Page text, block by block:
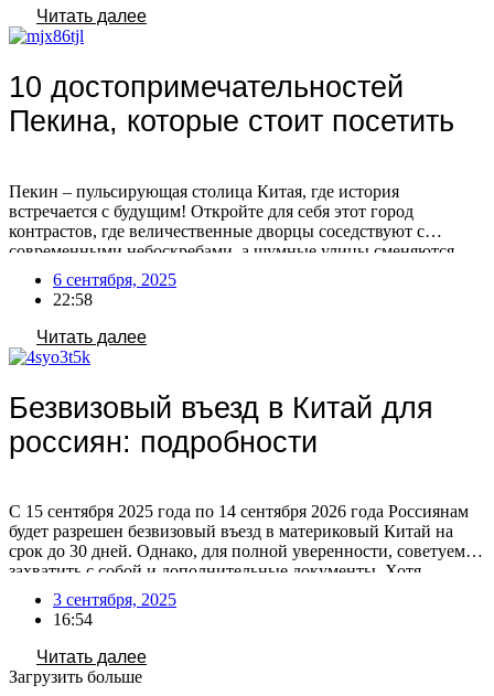
Читать далее
10 достопримечательностей
Пекина, которые стоит посетить
Пекин – пульсирующая столица Китая, где история
встречается с будущим! Откройте для себя этот город
контрастов, где величественные дворцы соседствуют с
современными небоскребами, а шумные улицы сменяются
тихими садами. Готовы исследовать главные сокровища
Пекина? Если вы мечтаете о путешествии в этот
удивительный город, но не знаете с чего начать, мы поможем
вам спланировать идеальный маршрут! […]
6 сентября, 2025
22:58
Читать далее
Безвизовый въезд в Китай для
россиян: подробности
С 15 сентября 2025 года по 14 сентября 2026 года Россиянам
будет разрешен безвизовый въезд в материковый Китай на
срок до 30 дней. Однако, для полной уверенности, советуем
захватить с собой и дополнительные документы. Хотя
официальных данных о сроках действия российского
загранпаспорта для безвизового въезда в Китай не
публиковалось, общие требования к въезду предполагают, что
3 сентября, 2025
16:54
Читать далее
Загрузить больше